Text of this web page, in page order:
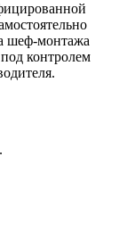
шеф-монтажа
контролем